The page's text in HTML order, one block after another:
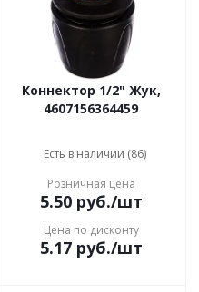
Коннектор 1/2" Жук,
4607156364459
Есть в наличии (86)
Розничная цена
5.50руб./шт
Цена по дисконту
5.17руб./шт